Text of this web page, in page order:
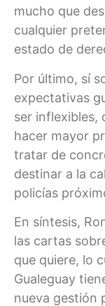
mucho que
cualquier
estado de
Por último, sí
expectativas
ser inflexibles,
hacer mayor
tratar de
destinar a la
policías
En síntesis,
las cartas
que quiere, lo
Gualeguay
nueva gestión